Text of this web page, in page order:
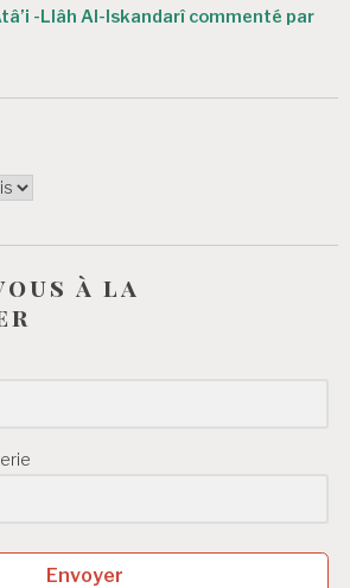
-Llâh Al-Iskandarî commenté par
à la
Envoyer